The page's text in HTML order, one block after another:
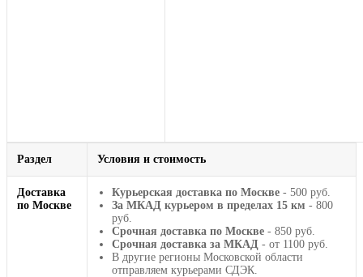
Раздел Условия и стоимость
Доставка
по Москве
Курьерская доставка по Москве - 500 руб.
За МКАД курьером в пределах 15 км - 800
руб.
Срочная доставка по Москве - 850 руб.
Срочная доставка за МКАД - от 1100 руб.
В другие регионы Московской области
отправляем курьерами СДЭК.